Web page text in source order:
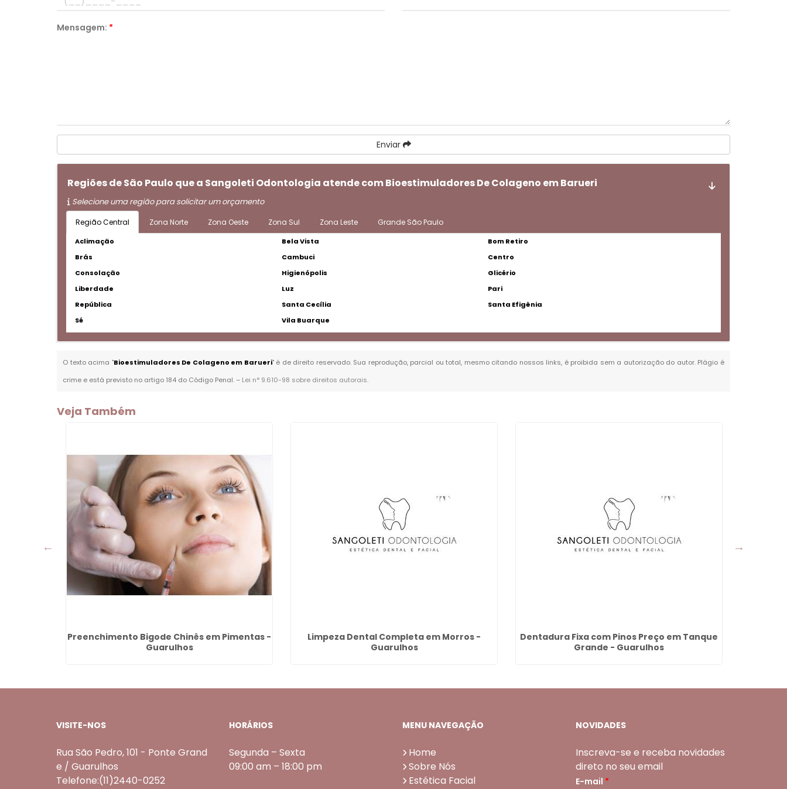
Mensagem: *
Enviar
Regiões de São Paulo que a Sangoleti Odontologia atende com Bioestimuladores De Colageno em Barueri
Selecione uma região para solicitar um orçamento
Região Central Zona Norte Zona Oeste Zona Sul Zona Leste Grande São Paulo
Aclimação Bela Vista
Bom Retiro
Brás
Cambuci
Centro
Consolação
Higienópolis
Glicério
Liberdade
Luz
Pari
República
Santa Cecília
Santa Efigênia
Sé
Vila Buarque
O texto acima "Bioestimuladores De Colageno em Barueri" é de direito reservado. Sua reprodução, parcial ou total, mesmo citando nossos links, é proibida sem a autorização do autor. Plágio é
crime e está previsto no artigo 184 do Código Penal. – Lei n° 9.610-98 sobre direitos autorais.
Veja Também
Preenchimento Bigode Chinês em Pimentas -
Guarulhos
Limpeza Dental Completa em Morros -
Guarulhos
Dentadura Fixa com Pinos Preço em Tanque
Grande - Guarulhos
VISITE-NOS
Rua São Pedro, 101 - Ponte Grand
e / Guarulhos
Telefone:(11)2440-0252
HORÁRIOS
Segunda – Sexta
09:00 am – 18:00 pm
MENU NAVEGAÇÃO
Home
Sobre Nós
Estética Facial
NOVIDADES
Inscreva-se e receba novidades
direto no seu email
E-mail *